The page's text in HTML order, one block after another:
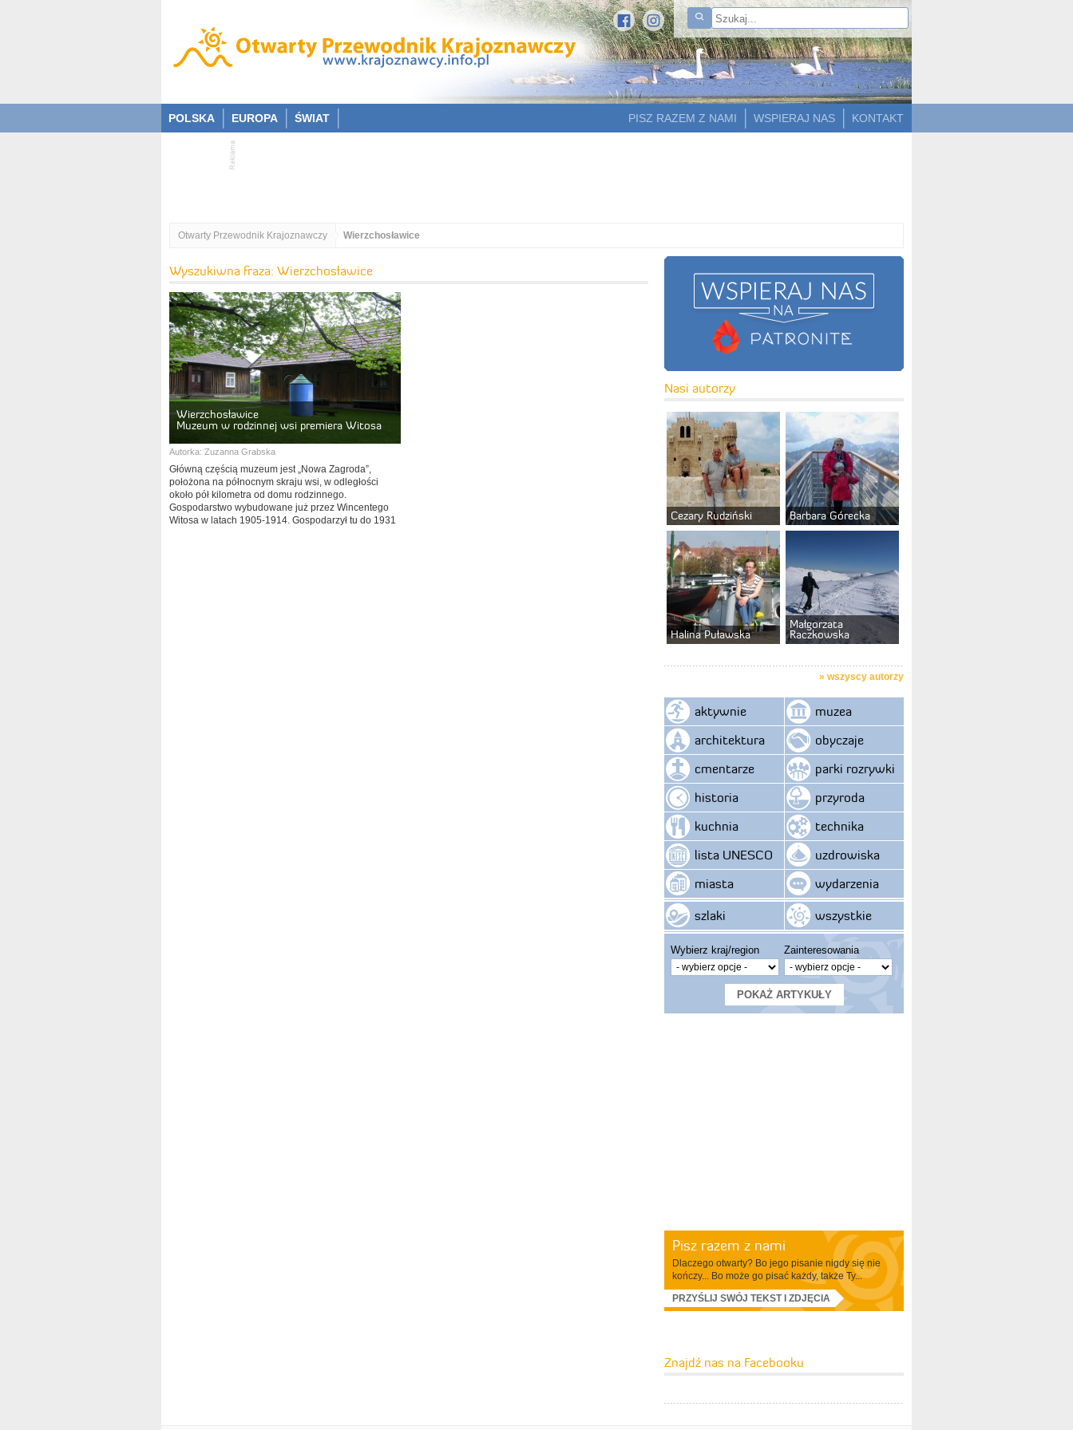
POLSKA EUROPA ŚWIAT KONTAKT
WSPIERAJ NAS
PISZ RAZEM Z NAMI
Otwarty Przewodnik Krajoznawczy Wierzchosławice
Wyszukiwna fraza: Wierzchosławice
Wierzchosławice
Muzeum w rodzinnej wsi premiera Witosa
Autorka: Zuzanna Grabska
Główną częścią muzeum jest „Nowa Zagroda”,
położona na północnym skraju wsi, w odległości
około pół kilometra od domu rodzinnego.
Gospodarstwo wybudowane już przez Wincentego
Witosa w latach 1905-1914. Gospodarzył tu do 1931
Nasi autorzy
Cezary Rudziński Barbara Górecka
Halina Puławska
Małgorzata
Raczkowska
» wszyscy autorzy
aktywnie
architektura
cmentarze
historia
kuchnia
lista UNESCO
miasta
szlaki
muzea
obyczaje
parki rozrywki
przyroda
technika
uzdrowiska
wydarzenia
wszystkie
Wybierz kraj/region Zainteresowania
Pisz razem z nami
Dlaczego otwarty? Bo jego pisanie nigdy się nie
kończy... Bo może go pisać każdy, także Ty...
PRZYŚLIJ SWÓJ TEKST I ZDJĘCIA
Znajdź nas na Facebooku